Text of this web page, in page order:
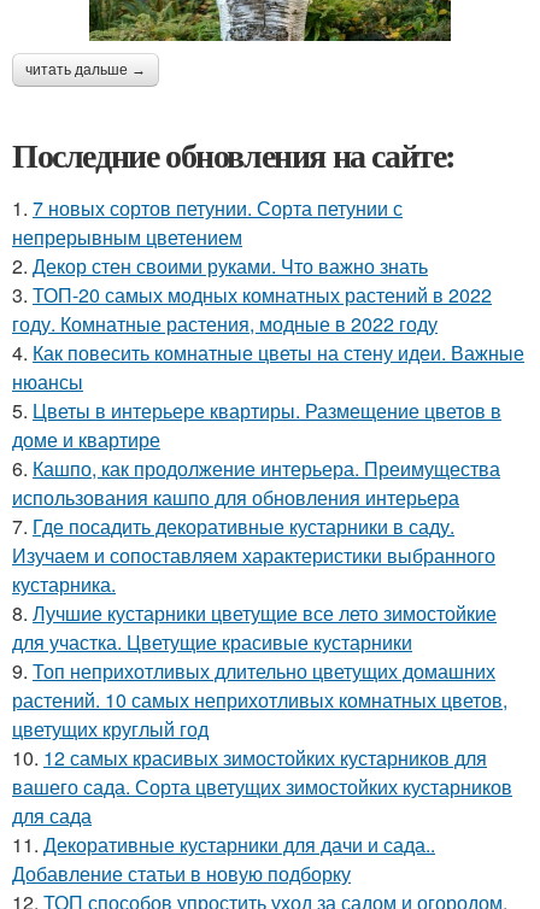
читать дальше →
Последние обновления на сайте:
1. 7 новых сортов петунии. Сорта петунии с
непрерывным цветением
2. Декор стен своими руками. Что важно знать
3. ТОП-20 самых модных комнатных растений в 2022
году. Комнатные растения, модные в 2022 году
4. Как повесить комнатные цветы на стену идеи. Важные
нюансы
5. Цветы в интерьере квартиры. Размещение цветов в
доме и квартире
6. Кашпо, как продолжение интерьера. Преимущества
использования кашпо для обновления интерьера
7. Где посадить декоративные кустарники в саду.
Изучаем и сопоставляем характеристики выбранного
кустарника.
8. Лучшие кустарники цветущие все лето зимостойкие
для участка. Цветущие красивые кустарники
9. Топ неприхотливых длительно цветущих домашних
растений. 10 самых неприхотливых комнатных цветов,
цветущих круглый год
10. 12 самых красивых зимостойких кустарников для
вашего сада. Сорта цветущих зимостойких кустарников
для сада
11. Декоративные кустарники для дачи и сада..
Добавление статьи в новую подборку
12. ТОП способов упростить уход за садом и огородом.